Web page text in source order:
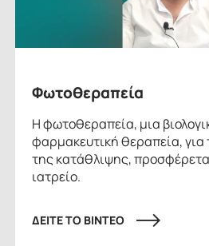
Φωτοθεραπεία
Η φωτοθεραπεία, μια
φαρμακευτική θεραπεία, για
της κατάθλιψης,
ιατρείο.
ΔΕΙΤΕ ΤΟ ΒΙΝΤΕΟ